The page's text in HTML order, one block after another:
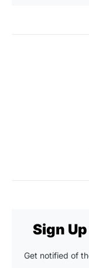
Sign
Get notified of